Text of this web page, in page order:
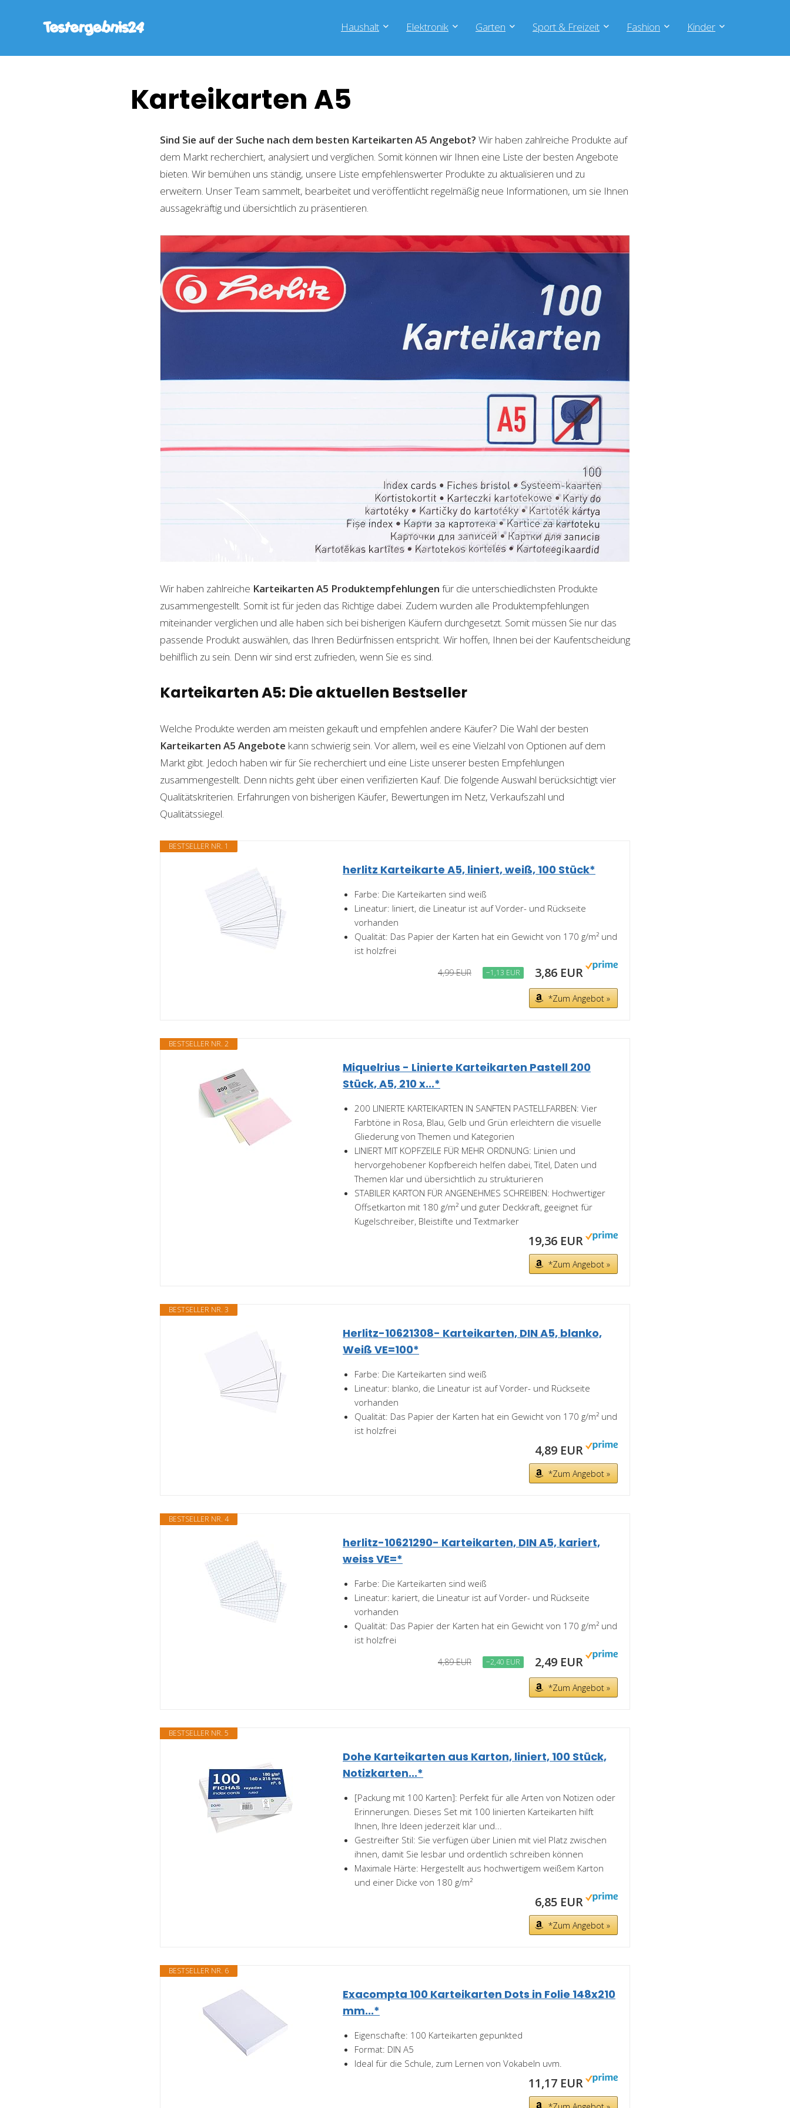
Haushalt Elektronik Garten Sport & Freizeit Fashion Kinder
Karteikarten A5
Sind Sie auf der Suche nach dem besten Karteikarten A5 Angebot? Wir haben zahlreiche Produkte auf
dem Markt recherchiert, analysiert und verglichen. Somit können wir Ihnen eine Liste der besten Angebote
bieten. Wir bemühen uns ständig, unsere Liste empfehlenswerter Produkte zu aktualisieren und zu
erweitern. Unser Team sammelt, bearbeitet und veröffentlicht regelmäßig neue Informationen, um sie Ihnen
aussagekräftig und übersichtlich zu präsentieren.
Wir haben zahlreiche Karteikarten A5 Produktempfehlungen für die unterschiedlichsten Produkte
zusammengestellt. Somit ist für jeden das Richtige dabei. Zudem wurden alle Produktempfehlungen
miteinander verglichen und alle haben sich bei bisherigen Käufern durchgesetzt. Somit müssen Sie nur das
passende Produkt auswählen, das Ihren Bedürfnissen entspricht. Wir hoffen, Ihnen bei der Kaufentscheidung
behilflich zu sein. Denn wir sind erst zufrieden, wenn Sie es sind.
Karteikarten A5: Die aktuellen Bestseller
Welche Produkte werden am meisten gekauft und empfehlen andere Käufer? Die Wahl der besten
Karteikarten A5 Angebote kann schwierig sein. Vor allem, weil es eine Vielzahl von Optionen auf dem
Markt gibt. Jedoch haben wir für Sie recherchiert und eine Liste unserer besten Empfehlungen
zusammengestellt. Denn nichts geht über einen verifizierten Kauf. Die folgende Auswahl berücksichtigt vier
Qualitätskriterien. Erfahrungen von bisherigen Käufer, Bewertungen im Netz, Verkaufszahl und
Qualitätssiegel.
BESTSELLER NR. 1
herlitz Karteikarte A5, liniert, weiß, 100 Stück*
Farbe: Die Karteikarten sind weiß
Lineatur: liniert, die Lineatur ist auf Vorder- und Rückseite
vorhanden
Qualität: Das Papier der Karten hat ein Gewicht von 170 g/m² und
ist holzfrei
4,99 EUR −1,13 EUR 3,86 EUR
*Zum Angebot »
BESTSELLER NR. 2
Miquelrius - Linierte Karteikarten Pastell 200
Stück, A5, 210 x...*
200 LINIERTE KARTEIKARTEN IN SANFTEN PASTELLFARBEN: Vier
Farbtöne in Rosa, Blau, Gelb und Grün erleichtern die visuelle
Gliederung von Themen und Kategorien
LINIERT MIT KOPFZEILE FÜR MEHR ORDNUNG: Linien und
hervorgehobener Kopfbereich helfen dabei, Titel, Daten und
Themen klar und übersichtlich zu strukturieren
STABILER KARTON FÜR ANGENEHMES SCHREIBEN: Hochwertiger
Offsetkarton mit 180 g/m² und guter Deckkraft, geeignet für
Kugelschreiber, Bleistifte und Textmarker
19,36 EUR
*Zum Angebot »
BESTSELLER NR. 3
Herlitz-10621308- Karteikarten, DIN A5, blanko,
Weiß VE=100*
Farbe: Die Karteikarten sind weiß
Lineatur: blanko, die Lineatur ist auf Vorder- und Rückseite
vorhanden
Qualität: Das Papier der Karten hat ein Gewicht von 170 g/m² und
ist holzfrei
4,89 EUR
*Zum Angebot »
BESTSELLER NR. 4
herlitz-10621290- Karteikarten, DIN A5, kariert,
weiss VE=*
Farbe: Die Karteikarten sind weiß
Lineatur: kariert, die Lineatur ist auf Vorder- und Rückseite
vorhanden
Qualität: Das Papier der Karten hat ein Gewicht von 170 g/m² und
ist holzfrei
4,89 EUR −2,40 EUR 2,49 EUR
*Zum Angebot »
BESTSELLER NR. 5
Dohe Karteikarten aus Karton, liniert, 100 Stück,
Notizkarten...*
[Packung mit 100 Karten]: Perfekt für alle Arten von Notizen oder
Erinnerungen. Dieses Set mit 100 linierten Karteikarten hilft
Ihnen, Ihre Ideen jederzeit klar und...
Gestreifter Stil: Sie verfügen über Linien mit viel Platz zwischen
ihnen, damit Sie lesbar und ordentlich schreiben können
Maximale Härte: Hergestellt aus hochwertigem weißem Karton
und einer Dicke von 180 g/m²
6,85 EUR
*Zum Angebot »
BESTSELLER NR. 6
Exacompta 100 Karteikarten Dots in Folie 148x210
mm...*
Eigenschafte: 100 Karteikarten gepunkted
Format: DIN A5
Ideal für die Schule, zum Lernen von Vokabeln uvm.
11,17 EUR